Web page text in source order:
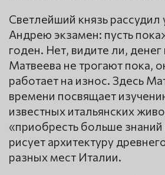
Светлейший князь рассудил
Андрею экзамен: пусть
годен. Нет, видите ли,
Матвеева не трогают пока,
работает на износ. Здесь
времени посвящает
известных итальянских
«приобресть больше знаний
рисует архитектуру
разных мест Италии.